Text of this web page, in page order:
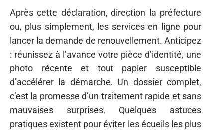
Après cette déclaration, direction la préfecture
ou, plus simplement, les services en ligne pour
lancer la demande de renouvellement. Anticipez
: réunissez à l’avance votre pièce d’identité, une
photo récente et tout papier susceptible
d’accélérer la démarche. Un dossier complet,
c’est la promesse d’un traitement rapide et sans
mauvaises surprises. Quelques astuces
pratiques existent pour éviter les écueils les plus